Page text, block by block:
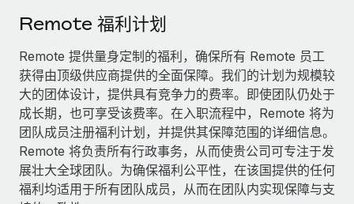
服务
咨询专家
获得全球人力资源与合规方面的专家帮助
背景调查
简化候选人筛选流程
合规守望台
成为合作伙伴
与我们共探合作机遇
Remote Build 即将推出
集成与人工智能自动化咨询
案例研究
新闻室
薪金与人才洞察
洞察中心
获得支持
查看全部资源
中文（简体）
Remote 福利计划
Remote 提供量身定制的福利，确保所有 Remote 员工
获得由顶级供应商提供的全面保障。我们的计划为规模较
大的团体设计，提供具有竞争力的费率。即使团队仍处于
成长期，也可享受该费率。在入职流程中，Remote 将为
团队成员注册福利计划，并提供其保障范围的详细信息。
Remote 将负责所有行政事务，从而使贵公司可专注于发
展壮大全球团队。为确保福利公平性，在该国提供的任何
福利均适用于所有团队成员，从而在团队内实现保障与支